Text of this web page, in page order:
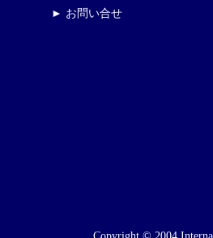
► お問い合せ